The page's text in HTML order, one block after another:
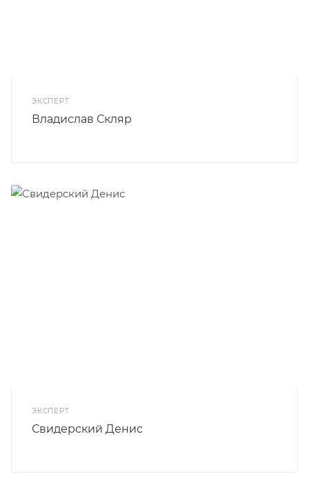
ЭКСПЕРТ
Владислав Скляр
ЭКСПЕРТ
Свидерский Денис